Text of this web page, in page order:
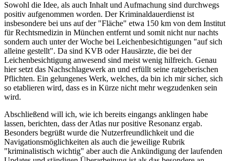
Sowohl die Idee, als auch Inhalt und Aufmachung sind durchwegs
positiv aufgenommen worden. Der Kriminaldauerdienst ist
insbesondere bei uns auf der "Fläche" etwa 150 km von dem Institut
für Rechtsmedizin in München entfernt und somit nicht nur nachts
sondern auch unter der Woche bei Leichenbesichtigungen "auf sich
alleine gestellt". Da sind KVB oder Hausärzte, die bei der
Leichenbesichtigung anwesend sind meist wenig hilfreich. Genau
hier setzt das Nachschlagewerk an und erfüllt seine ratgeberischen
Pflichten. Ein gelungenes Werk, welches, da bin ich mir sicher, sich
so etablieren wird, dass es in Kürze nicht mehr wegzudenken sein
wird.
Abschließend will ich, wie ich bereits eingangs anklingen habe
lassen, berichten, dass der Atlas nur positive Resonanz ergab.
Besonders begrüßt wurde die Nutzerfreundlichkeit und die
Navigationsmöglichkeiten als auch die jeweilige Rubrik
"kriminalistisch wichtig" aber auch die Ankündigung der laufenden